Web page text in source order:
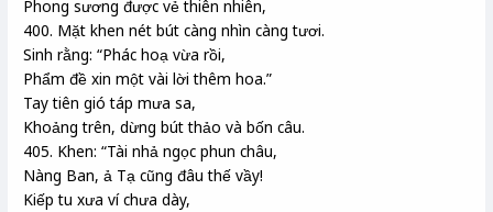
Phong sương được vẻ thiên nhiên,
400. Mặt khen nét bút càng nhìn càng tươi.
Sinh rằng: “Phác hoạ vừa rồi,
Phẩm đề xin một vài lời thêm hoa.”
Tay tiên gió táp mưa sa,
Khoảng trên, dừng bút thảo và bốn câu.
405. Khen: “Tài nhả ngọc phun châu,
Nàng Ban, ả Tạ cũng đâu thế vầy!
Kiếp tu xưa ví chưa dày,